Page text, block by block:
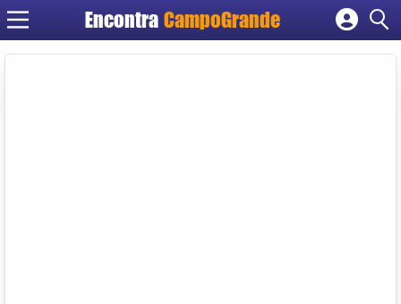
Encontra CampoGrande
Cadastrar empresa